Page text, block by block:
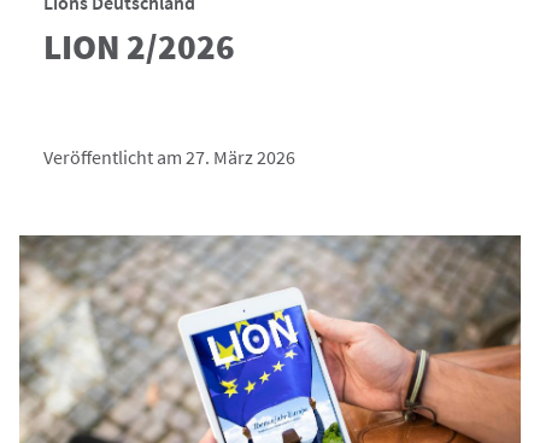
LION 2/2026
Veröffentlicht am 27. März 2026